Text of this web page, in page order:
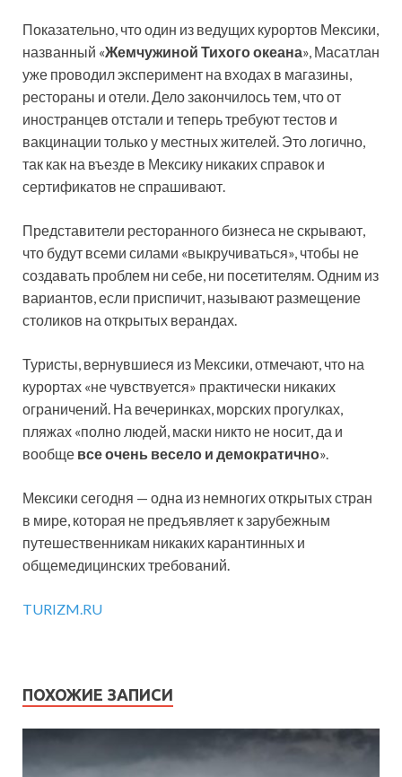
Показательно, что один из ведущих курортов Мексики,
названный «Жемчужиной Тихого океана», Масатлан
уже проводил эксперимент на входах в магазины,
рестораны и отели. Дело закончилось тем, что от
иностранцев отстали и теперь требуют тестов и
вакцинации только у местных жителей. Это логично,
так как на въезде в Мексику никаких справок и
сертификатов не спрашивают.
Представители ресторанного бизнеса не скрывают,
что будут всеми силами «выкручиваться», чтобы не
создавать проблем ни себе, ни посетителям. Одним из
вариантов, если приспичит, называют размещение
столиков на открытых верандах.
Туристы, вернувшиеся из Мексики, отмечают, что на
курортах «не чувствуется» практически никаких
ограничений. На вечеринках, морских прогулках,
пляжах «полно людей, маски никто не носит, да и
вообще все очень весело и демократично».
Мексики сегодня — одна из немногих открытых стран
в мире, которая не предъявляет к зарубежным
путешественникам никаких карантинных и
общемедицинских требований.
TURIZM.RU
ПОХОЖИЕ ЗАПИСИ